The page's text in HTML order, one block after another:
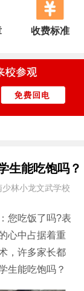
收费标准
生能吃饱吗？
林小龙文武学校
您吃饭了吗?表
心中占据着重
，许多家长都
生能吃饱吗？